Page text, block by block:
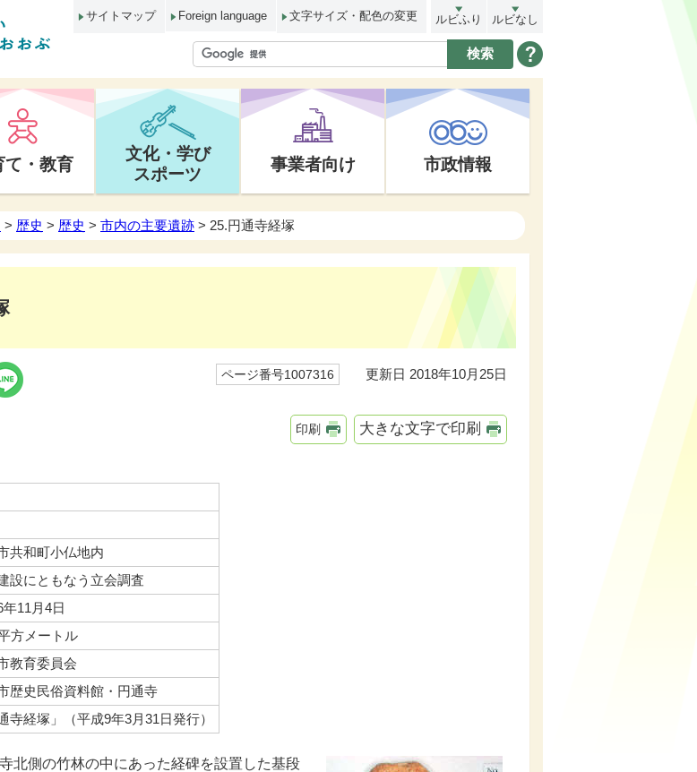
サイトマップ Foreign language 文字サイズ・配色の変更 ルビふり ルビなし
て・教育
文化・学び
スポーツ
事業者向け 市政情報
> 歴史 > 歴史 > 市内の主要遺跡 > 25.円通寺経塚
ページ番号1007316 更新日 2018年10月25日
印刷 大きな文字で印刷
共和町小仏地内
設にともなう立会調査
11月4日
方メートル
教育委員会
歴史民俗資料館・円通寺
寺経塚」（平成9年3月31日発行）
北側の竹林の中にあった経碑を設置した基段